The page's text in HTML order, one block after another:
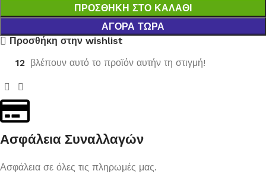
ΠΡΟΣΘΉΚΗ ΣΤΟ ΚΑΛΆΘΙ
ΑΓΟΡΆ ΤΏΡΑ
Προσθήκη στην wishlist
12 βλέπουν αυτό το προϊόν αυτήν τη στιγμή!
Ασφάλεια Συναλλαγών
Ασφάλεια σε όλες τις πληρωμές μας.